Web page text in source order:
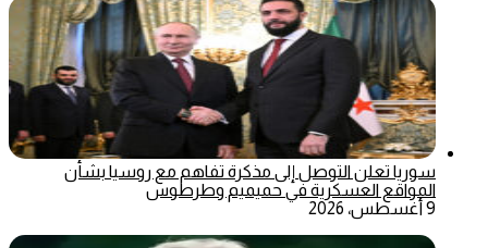
سوريا تعلن التوصل إلى مذكرة تفاهم مع روسيا بشأن
المواقع العسكرية في حميميم وطرطوس
9 أغسطس، 2026